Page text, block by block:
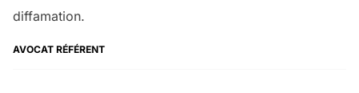
diffamation.
AVOCAT RÉFÉRENT